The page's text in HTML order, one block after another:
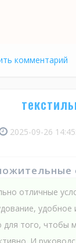
комментарий
2025-09-26
отличные
удобное
для того, чтобы